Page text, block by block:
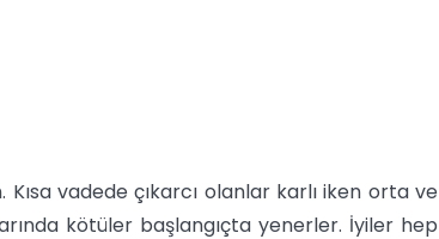
Kısa vadede çıkarcı olanlar karlı iken orta ve
kötüler başlangıçta yenerler. İyiler hep